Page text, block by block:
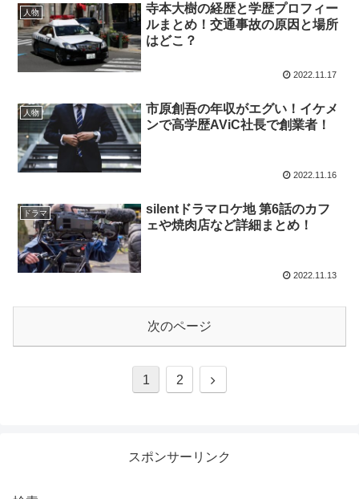
人物
寺本大樹の経歴と学歴プロフィー
ルまとめ！交通事故の原因と場所
はどこ？
2022.11.17
人物
市原創吾の年収がエグい！イケメ
ンで高学歴AViC社長で創業者！
2022.11.16
ドラマ
silentドラマロケ地 第6話のカフ
ェや焼肉店など詳細まとめ！
2022.11.13
次のページ
1 2
スポンサーリンク